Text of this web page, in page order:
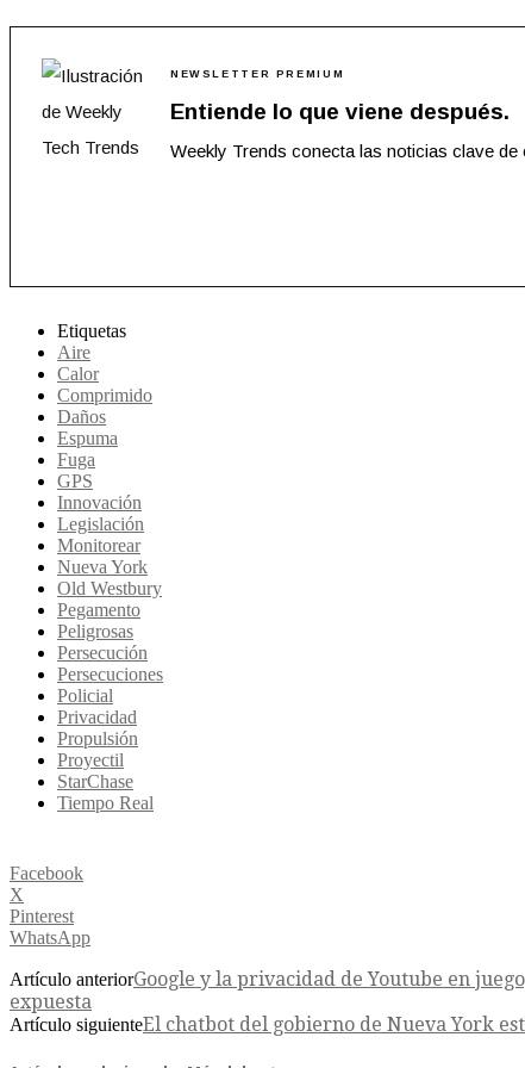
NEWSLETTER PREMIUM
Entiende lo que viene después.
Weekly Trends conecta las noticias clave
Etiquetas
Aire
Calor
Comprimido
Daños
Espuma
Fuga
GPS
Innovación
Legislación
Monitorear
Nueva York
Old Westbury
Pegamento
Peligrosas
Persecución
Persecuciones
Policial
Privacidad
Propulsión
Proyectil
StarChase
Tiempo Real
Facebook
X
Pinterest
WhatsApp
Artículo anteriorGoogle y la privacidad de Youtube en
expuesta
Artículo siguienteEl chatbot del gobierno de Nueva York